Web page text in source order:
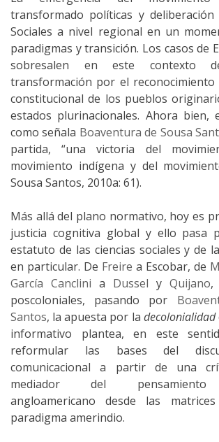
transformado políticas y deliberación
Sociales a nivel regional en un
paradigmas y transición. Los casos de
sobresalen en este contexto
transformación por el reconocimiento
constitucional de los pueblos
estados plurinacionales. Ahora bien,
como señala Boaventura de Sousa
partida, “una victoria del
movimiento indígena y del
Sousa Santos, 2010a: 61).
Más allá del plano normativo, hoy es
justicia cognitiva global y ello pasa
estatuto de las ciencias sociales y de
en particular. De Freire a Escobar, de
García Canclini a Dussel y Quijano,
poscoloniales, pasando por
Santos, la apuesta por la decolonialidad
informativo plantea, en este
reformular las bases del
comunicacional a partir de una
mediador del pensamiento
angloamericano desde las
paradigma amerindio.